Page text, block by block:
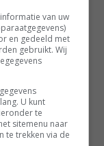
Kinski,
,
Schraner
van uw
en gedeeld met
gebruikt. Wij
U kunt
te
sitemenu naar
te trekken via de